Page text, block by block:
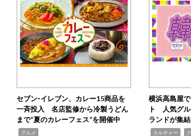
セブン‐イレブン、カレー15商品を
一斉投入 名店監修から冷製うどん
まで“夏のカレーフェス”を開催中
グルメ
横浜高島屋
ト 人気グ
ランドが集結
カルチャー